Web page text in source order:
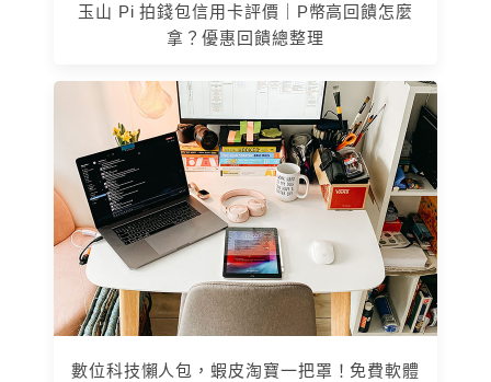
玉山 Pi 拍錢包信用卡評價｜P幣高回饋怎麼
拿？優惠回饋總整理
數位科技懶人包，蝦皮淘寶一把罩！免費軟體